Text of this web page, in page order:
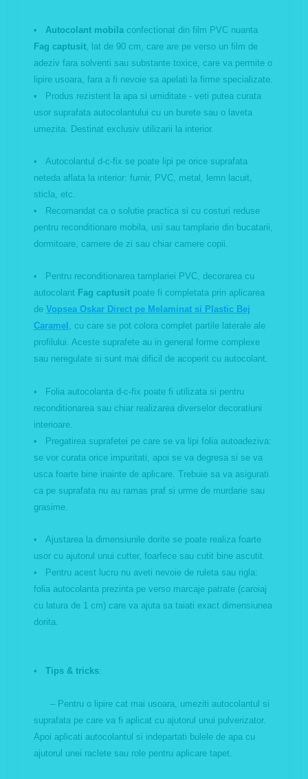
• Autocolant mobila confectionat din film PVC nuanta
Fag captusit, lat de 90 cm, care are pe verso un film de
adeziv fara solventi sau substante toxice, care va permite o
lipire usoara, fara a fi nevoie sa apelati la firme specializate.
• Produs rezistent la apa si umiditate - veti putea curata
usor suprafata autocolantului cu un burete sau o laveta
umezita. Destinat exclusiv utilizarii la interior.
• Autocolantul d-c-fix se poate lipi pe orice suprafata
neteda aflata la interior: furnir, PVC, metal, lemn lacuit,
sticla, etc.
• Recomandat ca o solutie practica si cu costuri reduse
pentru reconditionare mobila, usi sau tamplarie din bucatarii,
dormitoare, camere de zi sau chiar camere copii.
• Pentru reconditionarea tamplariei PVC, decorarea cu
autocolant Fag captusit poate fi completata prin aplicarea
de Vopsea Oskar Direct pe Melaminat si Plastic Bej
Caramel , cu care se pot colora complet partile laterale ale
profilului. Aceste suprafete au in general forme complexe
sau neregulate si sunt mai dificil de acoperit cu autocolant.
• Folia autocolanta d-c-fix poate fi utilizata si pentru
reconditionarea sau chiar realizarea diverselor decoratiuni
interioare.
• Pregatirea suprafetei pe care se va lipi folia autoadeziva:
se vor curata orice impuritati, apoi se va degresa si se va
usca foarte bine inainte de aplicare. Trebuie sa va asigurati
ca pe suprafata nu au ramas praf si urme de murdarie sau
grasime.
• Ajustarea la dimensiunile dorite se poate realiza foarte
usor cu ajutorul unui cutter, foarfece sau cutit bine ascutit.
• Pentru acest lucru nu aveti nevoie de ruleta sau rigla:
folia autocolanta prezinta pe verso marcaje patrate (caroiaj
cu latura de 1 cm) care va ajuta sa taiati exact dimensiunea
dorita.
• Tips & tricks:
– Pentru o lipire cat mai usoara, umeziti autocolantul si
suprafata pe care va fi aplicat cu ajutorul unui pulverizator.
Apoi aplicati autocolantul si indepartati bulele de apa cu
ajutorul unei raclete sau role pentru aplicare tapet.